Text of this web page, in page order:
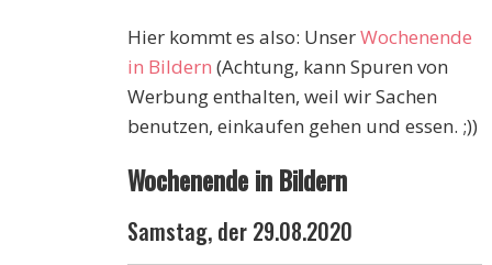
Hier kommt es also: UnserWochenende
in Bildern (Achtung, kann Spuren von
Werbung enthalten, weil wir Sachen
benutzen, einkaufen gehen und essen. ;))
Wochenende in Bildern
Samstag, der 29.08.2020